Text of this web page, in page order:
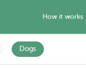
How it works
Dogs